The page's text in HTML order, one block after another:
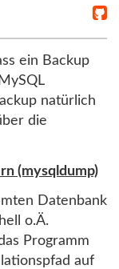
ein Backup
natürlich
die
(mysqldump)
Datenbank
o.Ä.
Programm
auf